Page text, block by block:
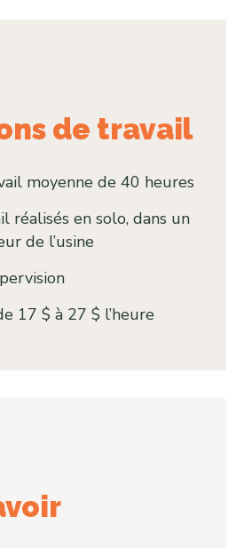
de travail
moyenne de 40 heures
réalisés en solo, dans un
de l’usine
17 $ à 27 $ l’heure